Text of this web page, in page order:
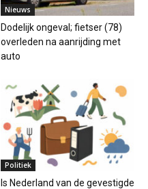
Nieuws
Dodelijk ongeval; fietser (78)
overleden na aanrijding met
auto
Politiek
Is Nederland van de gevestigde